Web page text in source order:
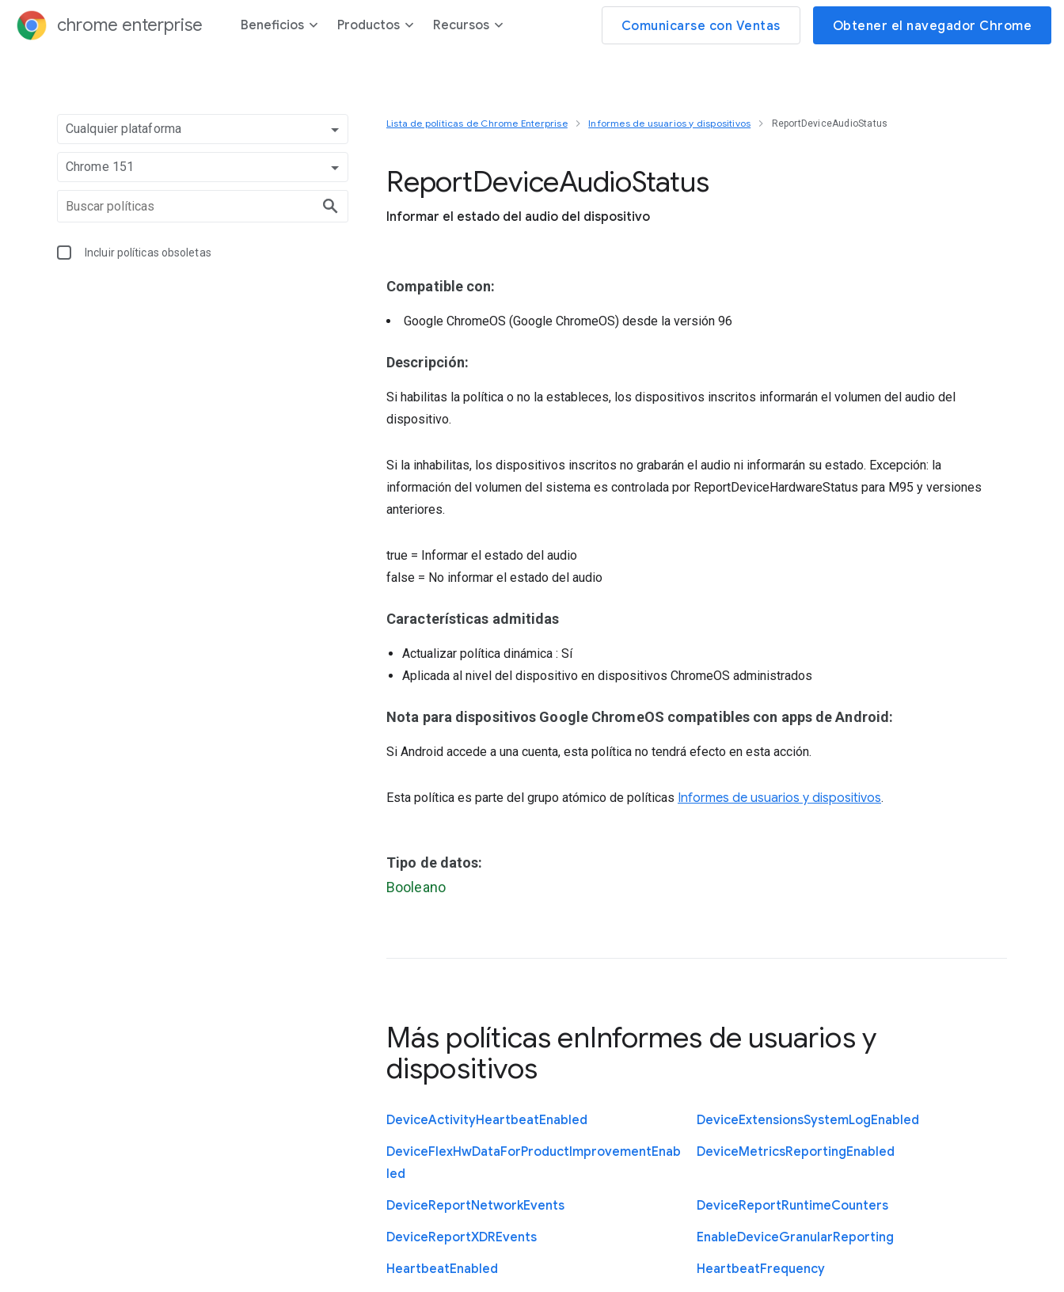
chrome enterprise Beneficios Productos Recursos Comunicarse con Ventas Obtener el navegador Chrome
Cualquier plataforma
Chrome 151
Incluir políticas obsoletas
Lista de políticas de Chrome Enterprise Informes de usuarios y dispositivos ReportDeviceAudioStatus
ReportDeviceAudioStatus
Informar el estado del audio del dispositivo
Compatible con:
Google ChromeOS (Google ChromeOS) desde la versión 96
Descripción:
Si habilitas la política o no la estableces, los dispositivos inscritos informarán el volumen del audio del
dispositivo.
Si la inhabilitas, los dispositivos inscritos no grabarán el audio ni informarán su estado. Excepción: la
información del volumen del sistema es controlada por ReportDeviceHardwareStatus para M95 y versiones
anteriores.
true = Informar el estado del audio
false = No informar el estado del audio
Características admitidas
Actualizar política dinámica : Sí
Aplicada al nivel del dispositivo en dispositivos ChromeOS administrados
Nota para dispositivos Google ChromeOS compatibles con apps de Android:
Si Android accede a una cuenta, esta política no tendrá efecto en esta acción.
Esta política es parte del grupo atómico de políticas Informes de usuarios y dispositivos.
Tipo de datos:
Booleano
Más políticas enInformes de usuarios y
dispositivos
DeviceActivityHeartbeatEnabled DeviceExtensionsSystemLogEnabled
DeviceFlexHwDataForProductImprovementEnab
led
DeviceMetricsReportingEnabled
DeviceReportNetworkEvents DeviceReportRuntimeCounters
DeviceReportXDREvents EnableDeviceGranularReporting
HeartbeatEnabled HeartbeatFrequency